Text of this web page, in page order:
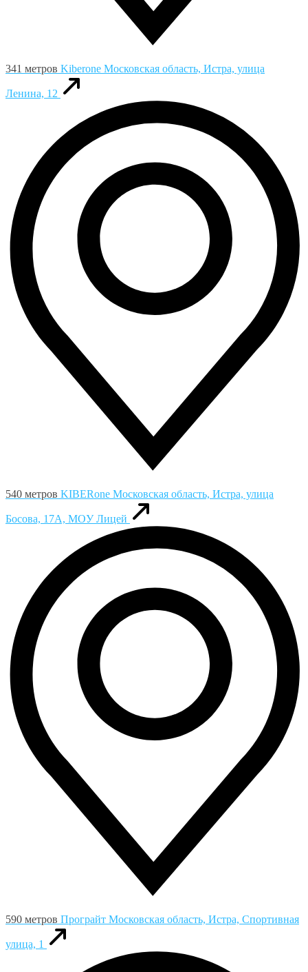
341 метров Kiberone Московская область, Истра, улица
Ленина, 12
540 метров KIBERone Московская область, Истра, улица
Босова, 17А, MOУ Лицей
590 метров Програйт Московская область, Истра, Спортивная
улица, 1